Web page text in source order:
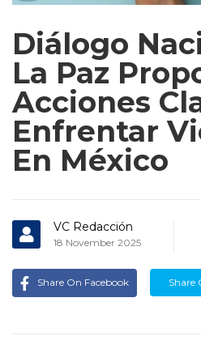
Diálogo
La Paz
Acciones
Enfrentar
En México
VC Redacción
18 November 2025
Share On Facebook Share